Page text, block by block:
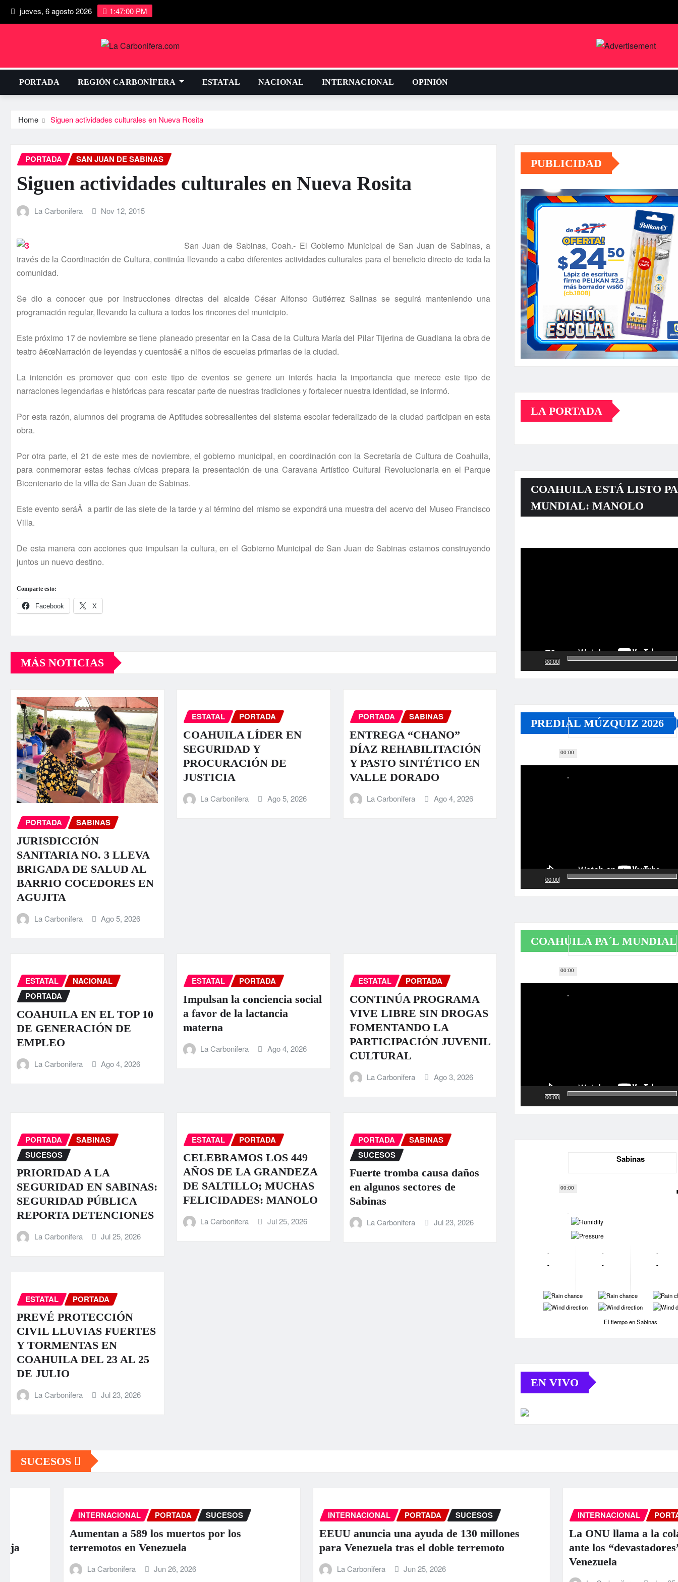
jueves, 6 agosto 2026 1:47:01 PM
PORTADA REGIÓN CARBONÍFERA ESTATAL NACIONAL INTERNACIONAL OPINIÓN
Home Siguen actividades culturales en Nueva Rosita
PORTADA SAN JUAN DE SABINAS
Siguen actividades culturales en Nueva Rosita
La Carbonifera Nov 12, 2015
San Juan de Sabinas, Coah.- El Gobierno Municipal de San Juan de Sabinas, a
través de la Coordinación de Cultura, continúa llevando a cabo diferentes actividades culturales para el beneficio directo de toda la
comunidad.
Se dio a conocer que por instrucciones directas del alcalde César Alfonso Gutiérrez Salinas se seguirá manteniendo una
programación regular, llevando la cultura a todos los rincones del municipio.
Este próximo 17 de noviembre se tiene planeado presentar en la Casa de la Cultura Marí­a del Pilar Tijerina de Guadiana la obra de
teatro â€œNarración de leyendas y cuentosâ€ a niños de escuelas primarias de la ciudad.
La intención es promover que con este tipo de eventos se genere un interés hacia la importancia que merece este tipo de
narraciones legendarias e históricas para rescatar parte de nuestras tradiciones y fortalecer nuestra identidad, se informó.
Por esta razón, alumnos del programa de Aptitudes sobresalientes del sistema escolar federalizado de la ciudad participan en esta
obra.
Por otra parte, el 21 de este mes de noviembre, el gobierno municipal, en coordinación con la Secretarí­a de Cultura de Coahuila,
para conmemorar estas fechas cí­vicas prepara la presentación de una Caravana Artí­stico Cultural Revolucionaria en el Parque
Bicentenario de la villa de San Juan de Sabinas.
Este evento seráÂ a partir de las siete de la tarde y al término del mismo se expondrá una muestra del acervo del Museo Francisco
Villa.
De esta manera con acciones que impulsan la cultura, en el Gobierno Municipal de San Juan de Sabinas estamos construyendo
juntos un nuevo destino.
Comparte esto:
Facebook X
MÁS NOTICIAS
PORTADA SABINAS
JURISDICCIÓN
SANITARIA NO. 3 LLEVA
BRIGADA DE SALUD AL
BARRIO COCEDORES EN
AGUJITA
La Carbonifera Ago 5, 2026
ESTATAL PORTADA
COAHUILA LÍDER EN
SEGURIDAD Y
PROCURACIÓN DE
JUSTICIA
La Carbonifera Ago 5, 2026
PORTADA SABINAS
ENTREGA “CHANO”
DÍAZ REHABILITACIÓN
Y PASTO SINTÉTICO EN
VALLE DORADO
La Carbonifera Ago 4, 2026
ESTATAL
NACIONAL
PORTADA
COAHUILA EN EL TOP 10
DE GENERACIÓN DE
EMPLEO
La Carbonifera Ago 4, 2026
ESTATAL PORTADA
Impulsan la conciencia social
a favor de la lactancia
materna
La Carbonifera Ago 4, 2026
ESTATAL PORTADA
CONTINÚA PROGRAMA
VIVE LIBRE SIN DROGAS
FOMENTANDO LA
PARTICIPACIÓN JUVENIL
CULTURAL
La Carbonifera Ago 3, 2026
PORTADA
SABINAS
SUCESOS
PRIORIDAD A LA
SEGURIDAD EN SABINAS:
SEGURIDAD PÚBLICA
REPORTA DETENCIONES
La Carbonifera Jul 25, 2026
ESTATAL PORTADA
CELEBRAMOS LOS 449
AÑOS DE LA GRANDEZA
DE SALTILLO; MUCHAS
FELICIDADES: MANOLO
La Carbonifera Jul 25, 2026
PORTADA
SABINAS
SUCESOS
Fuerte tromba causa daños
en algunos sectores de
Sabinas
La Carbonifera Jul 23, 2026
ESTATAL PORTADA
PREVÉ PROTECCIÓN
CIVIL LLUVIAS FUERTES
Y TORMENTAS EN
COAHUILA DEL 23 AL 25
DE JULIO
La Carbonifera Jul 23, 2026
PUBLICIDAD
LA PORTADA
COAHUILA ESTÁ LISTO
MUNDIAL: MANOLO
00:00
00:00
PREDIAL MÚZQUIZ 2026
Reproductor
00:00
00:00
COAHUILA PA´L MUNDIAL
Reproductor
00:00
00:00
Sabinas
-
-
-
-
-
-
-
-
-
-
-
-
-
-
El tiempo en Sabinas
EN VIVO
SUCESOS
INTERNACIONAL PORTADA SUCESOS
Aumentan a 589 los muertos por los
terremotos en Venezuela
La Carbonifera Jun 26, 2026
INTERNACIONAL PORTADA SUCESOS
EEUU anuncia una ayuda de 130 millones
para Venezuela tras el doble terremoto
La Carbonifera Jun 25, 2026
INTERNACIONAL PORTADA
La ONU llama a la colaboración
ante los “devastadores”